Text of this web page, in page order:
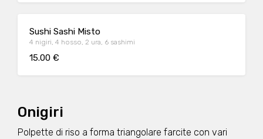
Sushi Sashi Misto
4 nigiri, 4 hosso, 2 ura, 6 sashimi
15.00 €
Onigiri
Polpette di riso a forma triangolare farcite con vari